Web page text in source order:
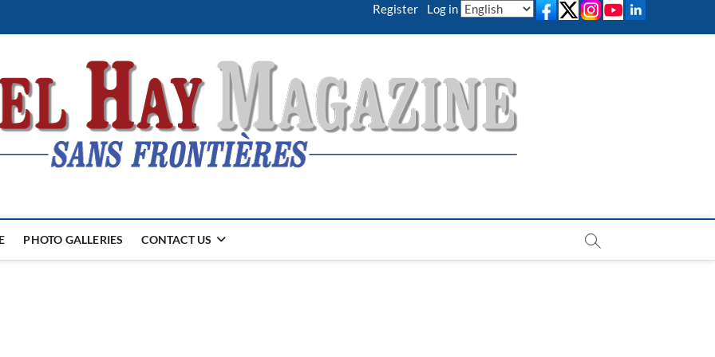
Register | Log in
PHOTO GALLERIES CONTACT US